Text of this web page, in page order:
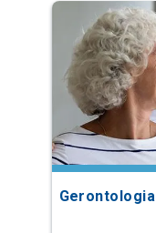
Gerontologia